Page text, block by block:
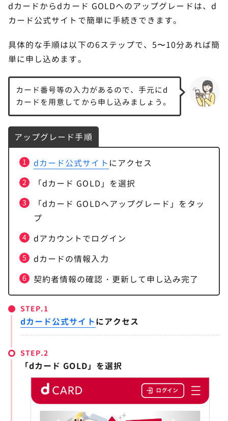
実質2,948円で使える
家族の人数×100ポイント還元
DAZN for docomo無料など特典多数！
7
ドコモユーザーならdカード GOLDにアップグ
レードしよう！
dカードからdカード GOLDへのアップグレードは、d
カード公式サイトで簡単に手続きできます。
具体的な手順は以下の6ステップで、5〜10分あれば簡
単に申し込めます。
カード番号等の入力があるので、手元にd
カードを用意してから申し込みましょう。
アップグレード手順
dカード公式サイト にアクセス
「dカード GOLD」を選択
「dカード GOLDへアップグレード」をタッ
プ
dアカウントでログイン
dカードの情報入力
契約者情報の確認・更新して申し込み完了
STEP.
dカード公式サイトにアクセス
STEP.
「dカード GOLD」を選択